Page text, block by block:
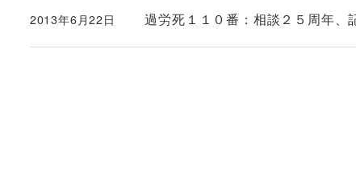
過労死１１０番：相談２５周年
投稿日
2013年6月22日